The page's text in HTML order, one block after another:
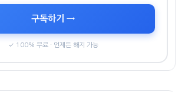
구독하기 →
✓ 100% 무료 · 언제든 해지 가능